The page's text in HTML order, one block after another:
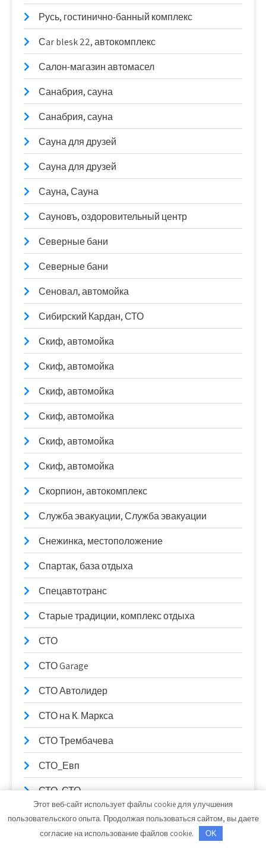
Русь, гостинично-банный комплекс
Сar blesk 22, автокомплекс
Салон-магазин автомасел
Санабрия, сауна
Санабрия, сауна
Сауна для друзей
Сауна для друзей
Сауна, Сауна
Сауновъ, оздоровительный центр
Северные бани
Северные бани
Сеновал, автомойка
Сибирский Кардан, СТО
Скиф, автомойка
Скиф, автомойка
Скиф, автомойка
Скиф, автомойка
Скиф, автомойка
Скиф, автомойка
Скорпион, автокомплекс
Служба эвакуации, Служба эвакуации
Снежинка, местоположение
Спартак, база отдыха
Спецавтотранс
Старые традиции, комплекс отдыха
СТО
СТО Garage
СТО Автолидер
СТО на К. Маркса
СТО Трембачева
СТО_Евп
СТО, СТО
СТО99
Столица Поморья, гостиница
Этот веб-сайт использует файлы cookie для улучшения
пользовательского опыта. Продолжая пользоваться сайтом, вы даете
согласие на использование файлов cookie.
OK